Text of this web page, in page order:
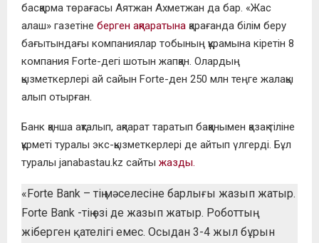
басқарма төрағасы Аятжан Ахметжан да бар. «Жас
алаш» газетіне берген ақпаратына қарағанда білім беру
бағытындағы компаниялар тобының құрамына кіретін 8
компания Forte-дегі шотын жапқан. Олардың
қызметкерлері ай сайын Forte-ден 250 млн теңге жалақы
алып отырған.
Банк қанша ақталып, ақпарат таратып баққанымен қазақ тіліне
құрметі туралы экс-қызметкерлері де айтып үлгерді. Бұл
туралы janabastau.kz сайты жазды.
«Forte Bank – тің мәселесіне барлығы жазып жатыр.
Forte Bank -тің өзі де жазып жатыр. Роботтың
жіберген қателігі емес. Осыдан 3-4 жыл бұрын